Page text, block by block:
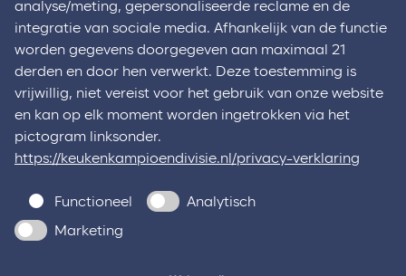
analyse/meting, gepersonaliseerde reclame en de
integratie van sociale media. Afhankelijk van de functie
worden gegevens doorgegeven aan maximaal 21
derden en door hen verwerkt. Deze toestemming is
vrijwillig, niet vereist voor het gebruik van onze website
en kan op elk moment worden ingetrokken via het
pictogram linksonder.
https://keukenkampioendivisie.nl/privacy-verklaring
Functioneel
Analytisch
Marketing